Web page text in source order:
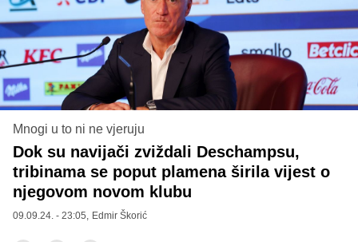
Mnogi u to ni ne vjeruju
Dok su navijači zviždali Deschampsu,
tribinama se poput plamena širila vijest o
njegovom novom klubu
09.09.24. - 23:05, Edmir Škorić